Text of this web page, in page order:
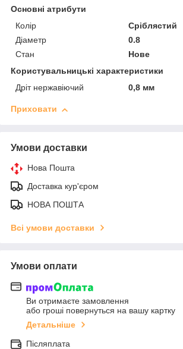
Основні атрибути
Колір
Сріблястий
Діаметр
0.8
Стан
Нове
Користувальницькі характеристики
Дріт нержавіючий
0,8 мм
Приховати
Умови доставки
Нова Пошта
Доставка кур'єром
НОВА ПОШТА
Всі умови доставки
Умови оплати
Ви отримаєте замовлення
або гроші повернуться на вашу картку
Детальніше
Післяплата